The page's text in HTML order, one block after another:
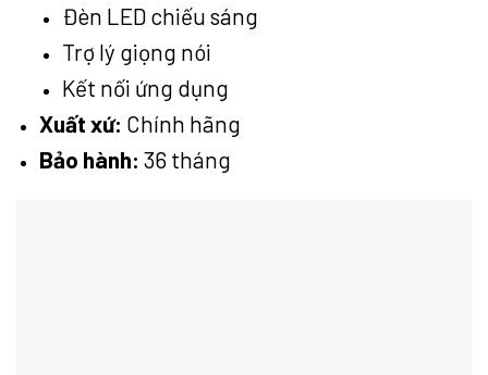
Đèn LED chiếu sáng
Trợ lý giọng nói
Kết nối ứng dụng
Xuất xứ: Chính hãng
Bảo hành: 36 tháng